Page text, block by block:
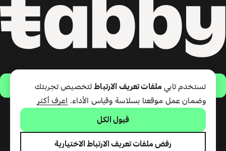
حمّل التطبيق
تقدّم شركة تابي ذ.م.م خدمة الدفع
ذ.م.م المرخصة من مصرف الإمارات
تستخدم تابي ملفات تعريف الارتباطلتخصيص تجربتك
وضمان عمل موقعنا بسلاسة وقياس الأداء.
اعرف أكثر
قبول الكل
رفض ملفات تعريف الارتباط الاختيارية